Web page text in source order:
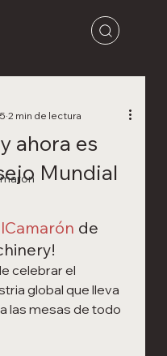
ahora es
Mundial
2 min de lectura
de
celebrar el
global que lleva
las mesas de todo